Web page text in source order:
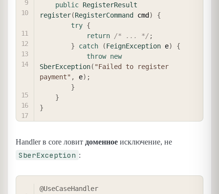
public RegisterResult
register(RegisterCommand cmd )
{
try {
return
/* ... */ ;
}
catch (FeignException e)
{
throw new
SberException( "Failed to register
payment" , e) ;
}
}
}
Handler в core ловит доменное исключение, не
SberException :
@UseCaseHandler